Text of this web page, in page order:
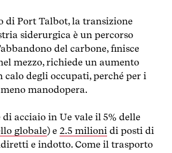
di Port Talbot, la transizione
siderurgica è un percorso
del carbone, finisce
mezzo, richiede un aumento
calo degli occupati, perché per i
manodopera.
acciaio in Ue vale il 5% delle
globale) e 2.5 milioni di posti di
e indotto. Come il trasporto